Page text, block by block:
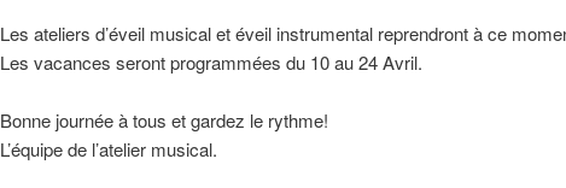
Les ateliers d’éveil musical et éveil instrumental reprendront à ce
Les vacances seront programmées du 10 au 24 Avril.
Bonne journée à tous et gardez le rythme!
L’équipe de l’atelier musical.